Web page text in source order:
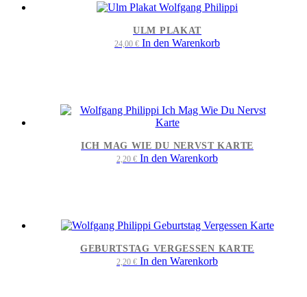
ULM PLAKAT
24,00 € In den Warenkorb
ICH MAG WIE DU NERVST KARTE
2,20 € In den Warenkorb
GEBURTSTAG VERGESSEN KARTE
2,20 € In den Warenkorb